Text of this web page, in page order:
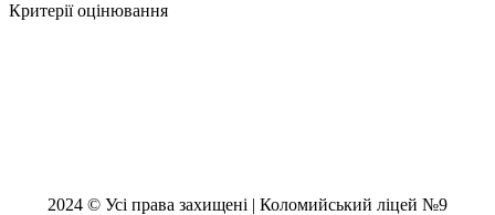
Критерії оцінювання
2024 © Усі права захищені | Коломийський ліцей №9